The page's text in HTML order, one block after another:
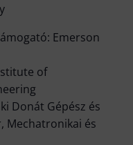
Emerson
of
Donát Gépész és
Mechatronikai és